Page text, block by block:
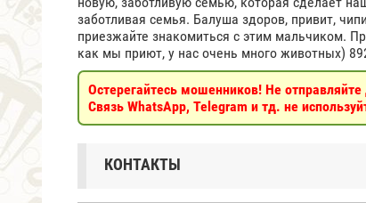
заботливая семья. Балуша здоров, привит,
приезжайте знакомиться с этим мальчиком.
как мы приют, у нас очень много животных)
Остерегайтесь мошенников! Не
Связь WhatsApp, Telegram и тд. не
КОНТАКТЫ